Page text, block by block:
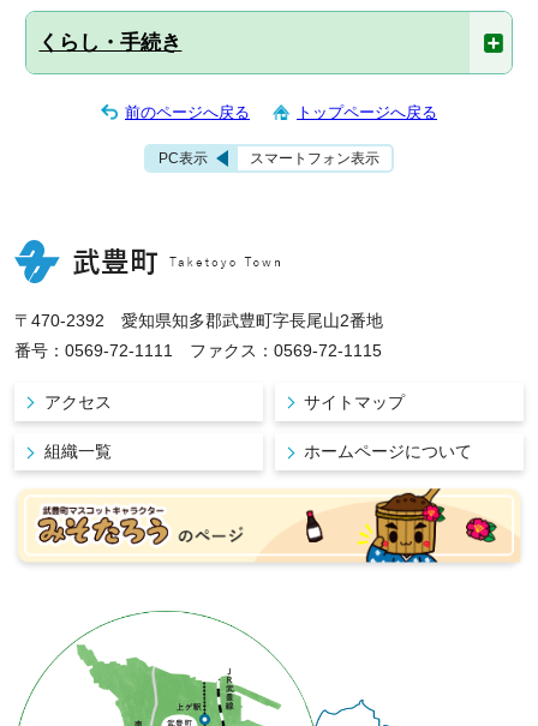
くらし・手続き
前のページへ戻る トップページへ戻る
PC表示 スマートフォン表示
〒470-2392 愛知県知多郡武豊町字長尾山2番地
番号：0569-72-1111 ファクス：0569-72-1115
アクセス サイトマップ
組織一覧 ホームページについて